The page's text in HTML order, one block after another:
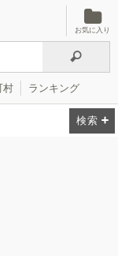
お気に入り
村 ランキング